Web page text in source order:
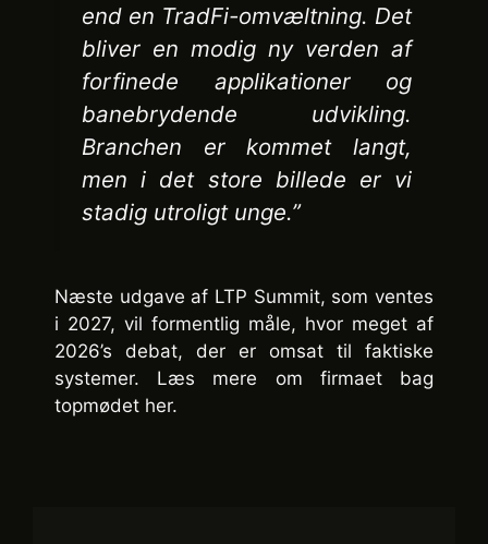
end en TradFi-omvæltning. Det
bliver en modig ny verden af
forfinede applikationer og
banebrydende udvikling.
Branchen er kommet langt,
men i det store billede er vi
stadig utroligt unge.”
Næste udgave af LTP Summit, som ventes
i 2027, vil formentlig måle, hvor meget af
2026’s debat, der er omsat til faktiske
systemer. Læs mere om firmaet bag
topmødet her.